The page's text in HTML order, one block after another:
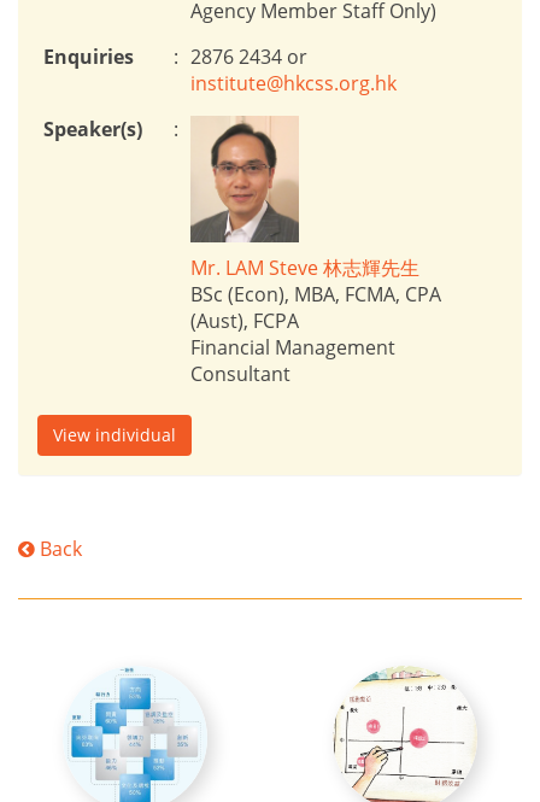
Agency Member Staff Only)
Enquiries
: 2876 2434 or
institute@hkcss.org.hk
Speaker(s)
:
Mr. LAM Steve 林志輝先生
BSc (Econ), MBA, FCMA, CPA
(Aust), FCPA
Financial Management
Consultant
View individual
Back